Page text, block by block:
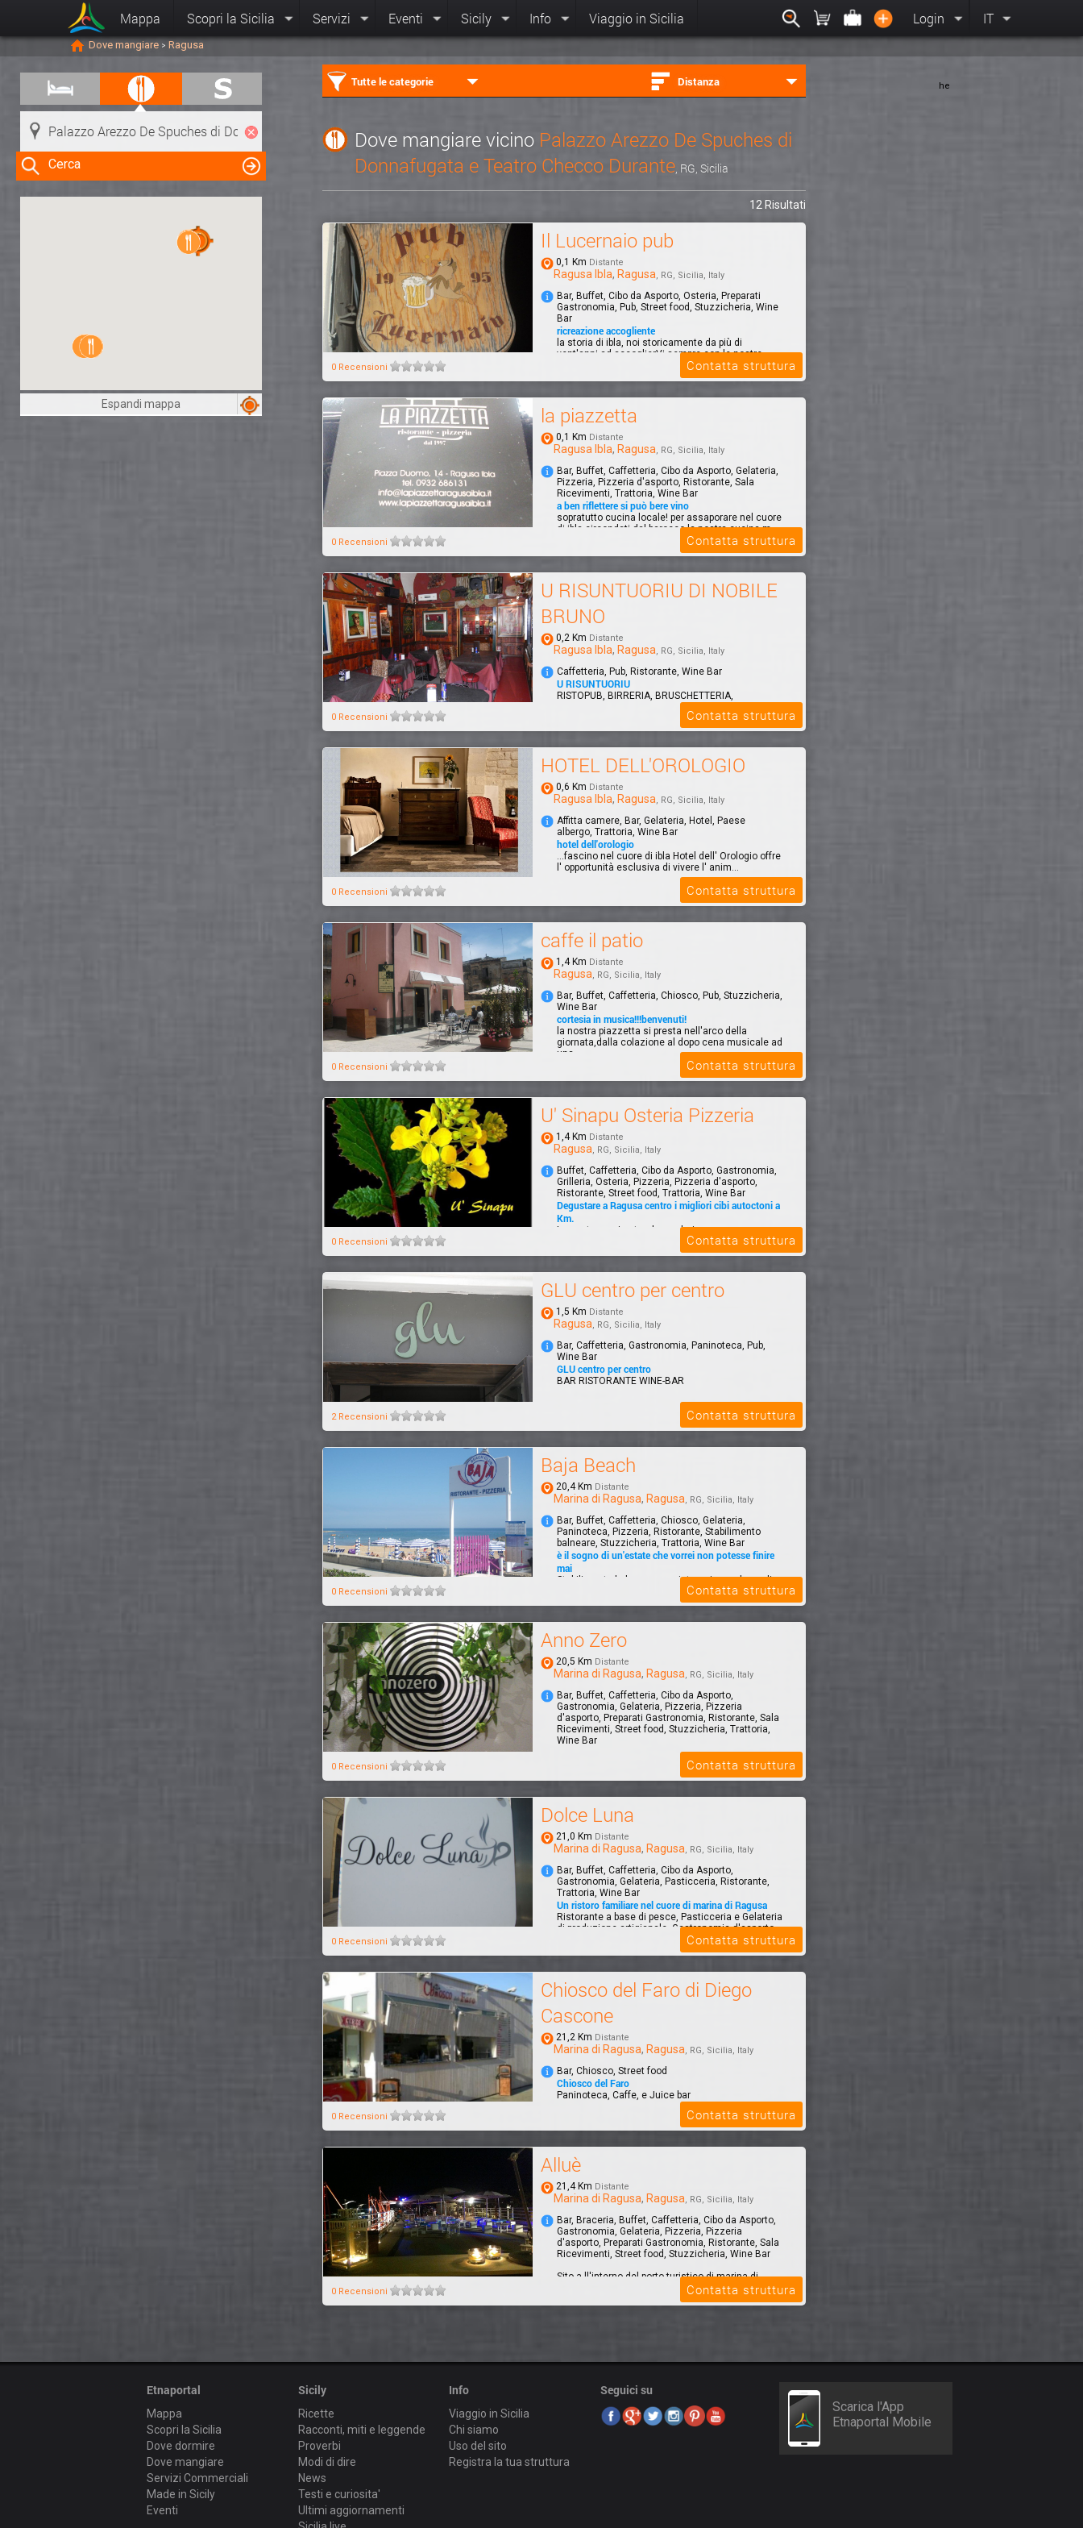
Mappa Scopri la Sicilia Servizi Eventi Sicily Info Viaggio in Sicilia Login IT
Dove mangiare > Ragusa
Cerca
Espandi mappa
Tutte le categorie Distanza
Dove mangiare vicino Palazzo Arezzo De Spuches di
Donnafugata e Teatro Checco Durante , RG, Sicilia
12 Risultati
Il Lucernaio pub
0,1 Km Distante
Ragusa Ibla, Ragusa, RG, Sicilia, Italy
Bar, Buffet, Cibo da Asporto, Osteria, Preparati
Gastronomia, Pub, Street food, Stuzzicheria, Wine
Bar
ricreazione accogliente
la storia di ibla, noi storicamente da più di
vent'anni ad accoglierVi sempre con le nostre
0 Recensioni Contatta struttura
la piazzetta
0,1 Km Distante
Ragusa Ibla, Ragusa, RG, Sicilia, Italy
Bar, Buffet, Caffetteria, Cibo da Asporto, Gelateria,
Pizzeria, Pizzeria d'asporto, Ristorante, Sala
Ricevimenti, Trattoria, Wine Bar
a ben riflettere si può bere vino
sopratutto cucina locale! per assaporare nel cuore
di ibla circondati dal barocco la nostra cucina m...
0 Recensioni Contatta struttura
U RISUNTUORIU DI NOBILE
BRUNO
0,2 Km Distante
Ragusa Ibla, Ragusa, RG, Sicilia, Italy
Caffetteria, Pub, Ristorante, Wine Bar
U RISUNTUORIU
RISTOPUB, BIRRERIA, BRUSCHETTERIA,
SPAGHETTERIA, CAFFETTERIA.
0 Recensioni Contatta struttura
HOTEL DELL'OROLOGIO
0,6 Km Distante
Ragusa Ibla, Ragusa, RG, Sicilia, Italy
Affitta camere, Bar, Gelateria, Hotel, Paese
albergo, Trattoria, Wine Bar
hotel dell'orologio
...fascino nel cuore di ibla Hotel dell' Orologio offre
l' opportunità esclusiva di vivere l' anim...
0 Recensioni Contatta struttura
caffe il patio
1,4 Km Distante
Ragusa, RG, Sicilia, Italy
Bar, Buffet, Caffetteria, Chiosco, Pub, Stuzzicheria,
Wine Bar
cortesia in musica!!!benvenuti!
la nostra piazzetta si presta nell'arco della
giornata,dalla colazione al dopo cena musicale ad
una ...
0 Recensioni Contatta struttura
U' Sinapu Osteria Pizzeria
1,4 Km Distante
Ragusa, RG, Sicilia, Italy
Buffet, Caffetteria, Cibo da Asporto, Gastronomia,
Grilleria, Osteria, Pizzeria, Pizzeria d'asporto,
Ristorante, Street food, Trattoria, Wine Bar
Degustare a Ragusa centro i migliori cibi autoctoni a
Km.
La nostra cucina tende a valorizzare senza
offendere il cibo.La semplicità e tanto Amore
0 Recensioni Contatta struttura
GLU centro per centro
1,5 Km Distante
Ragusa, RG, Sicilia, Italy
Bar, Caffetteria, Gastronomia, Paninoteca, Pub,
Wine Bar
GLU centro per centro
BAR RISTORANTE WINE-BAR
2 Recensioni Contatta struttura
Baja Beach
20,4 Km Distante
Marina di Ragusa, Ragusa, RG, Sicilia, Italy
Bar, Buffet, Caffetteria, Chiosco, Gelateria,
Paninoteca, Pizzeria, Ristorante, Stabilimento
balneare, Stuzzicheria, Trattoria, Wine Bar
è il sogno di un'estate che vorrei non potesse finire
mai
Stabilimento balneare con ristorazione a base di
pesce, apericena sulla spiaggia,eventi a tema
0 Recensioni Contatta struttura
Anno Zero
20,5 Km Distante
Marina di Ragusa, Ragusa, RG, Sicilia, Italy
Bar, Buffet, Caffetteria, Cibo da Asporto,
Gastronomia, Gelateria, Pizzeria, Pizzeria
d'asporto, Preparati Gastronomia, Ristorante, Sala
Ricevimenti, Street food, Stuzzicheria, Trattoria,
Wine Bar
Riastorante con ampio dehors vista mare
0 Recensioni Contatta struttura
Dolce Luna
21,0 Km Distante
Marina di Ragusa, Ragusa, RG, Sicilia, Italy
Bar, Buffet, Caffetteria, Cibo da Asporto,
Gastronomia, Gelateria, Pasticceria, Ristorante,
Trattoria, Wine Bar
Un ristoro familiare nel cuore di marina di Ragusa
Ristorante a base di pesce, Pasticceria e Gelateria
di produzione artigianale, Gastronomia d'asporto...
0 Recensioni Contatta struttura
Chiosco del Faro di Diego
Cascone
21,2 Km Distante
Marina di Ragusa, Ragusa, RG, Sicilia, Italy
Bar, Chiosco, Street food
Chiosco del Faro
Paninoteca, Caffe, e Juice bar
0 Recensioni Contatta struttura
Alluè
21,4 Km Distante
Marina di Ragusa, Ragusa, RG, Sicilia, Italy
Bar, Braceria, Buffet, Caffetteria, Cibo da Asporto,
Gastronomia, Gelateria, Pizzeria, Pizzeria
d'asporto, Preparati Gastronomia, Ristorante, Sala
Ricevimenti, Street food, Stuzzicheria, Wine Bar
Sito a,ll'interno del porto turistico di marina di
ragusa, ristorante sulla spiaggia.
0 Recensioni Contatta struttura
Etnaportal
Mappa
Scopri la Sicilia
Dove dormire
Dove mangiare
Servizi Commerciali
Made in Sicily
Eventi
Sicily
Ricette
Racconti, miti e leggende
Proverbi
Modi di dire
News
Testi e curiosita'
Ultimi aggiornamenti
Info
Viaggio in Sicilia
Chi siamo
Uso del sito
Registra la tua struttura
Seguici su
Scarica l'App
Etnaportal Mobile
he